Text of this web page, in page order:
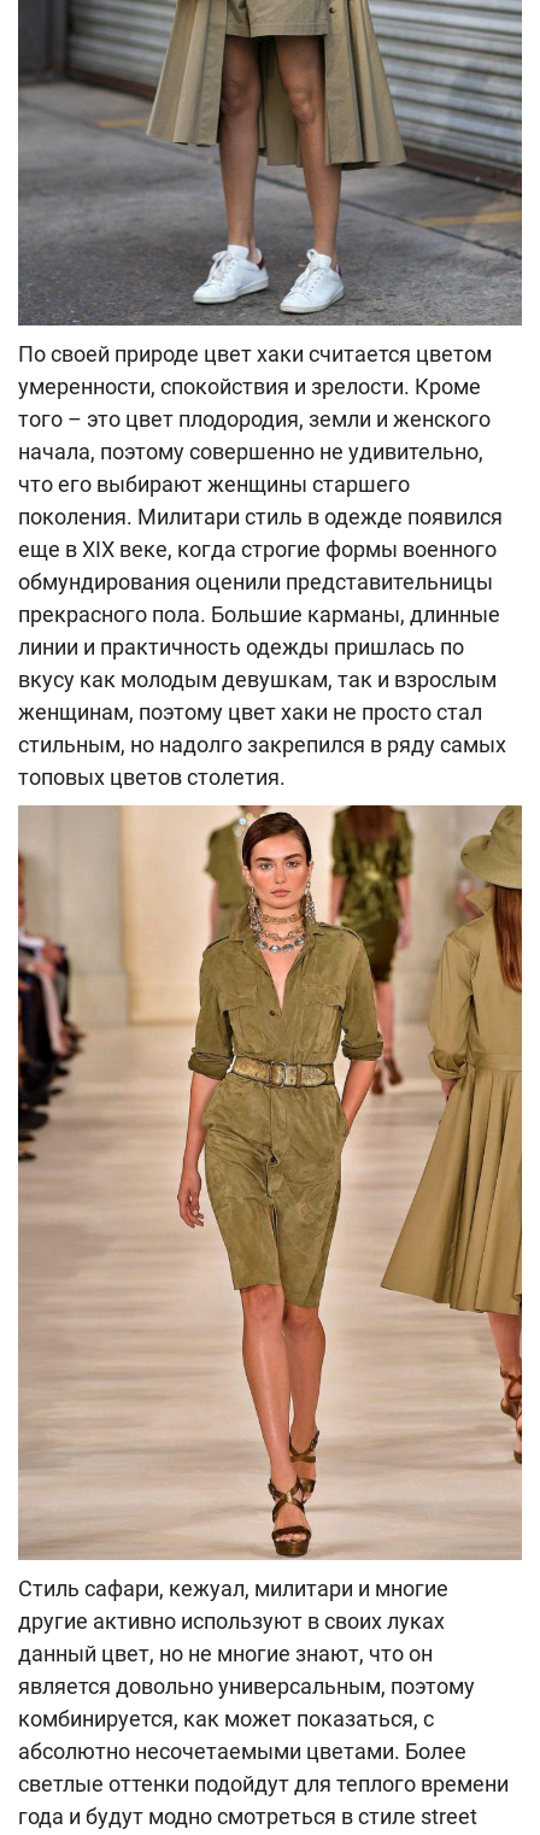
По своей природе цвет хаки считается цветом
умеренности, спокойствия и зрелости. Кроме
того – это цвет плодородия, земли и женского
начала, поэтому совершенно не удивительно,
что его выбирают женщины старшего
поколения. Милитари стиль в одежде появился
еще в XIX веке, когда строгие формы военного
обмундирования оценили представительницы
прекрасного пола. Большие карманы, длинные
линии и практичность одежды пришлась по
вкусу как молодым девушкам, так и взрослым
женщинам, поэтому цвет хаки не просто стал
стильным, но надолго закрепился в ряду самых
топовых цветов столетия.
Стиль сафари, кежуал, милитари и многие
другие активно используют в своих луках
данный цвет, но не многие знают, что он
является довольно универсальным, поэтому
комбинируется, как может показаться, с
абсолютно несочетаемыми цветами. Более
светлые оттенки подойдут для теплого времени
года и будут модно смотреться в стиле street